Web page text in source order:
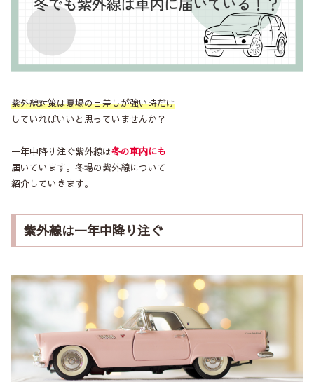
紫外線対策は夏場の日差しが強い時だけ
していればいいと思っていませんか？
一年中降り注ぐ紫外線は冬の車内にも
届いています。冬場の紫外線について
紹介していきます。
紫外線は一年中降り注ぐ